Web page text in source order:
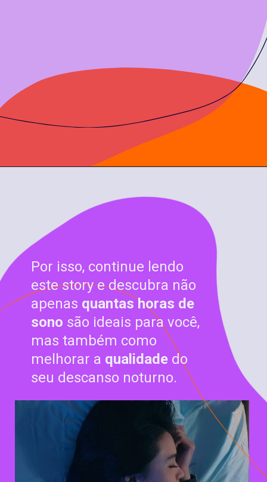
Por isso, continue lendo
este story e descubra não
apenas quantas horas de
sono são ideais para você,
mas também como
melhorar a qualidade do
seu descanso noturno.